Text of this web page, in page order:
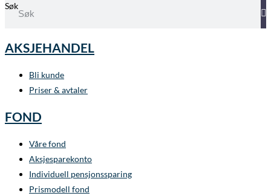
Søk
AKSJEHANDEL
Bli kunde
Priser & avtaler
FOND
Våre fond
Aksjesparekonto
Individuell pensjonssparing
Prismodell fond